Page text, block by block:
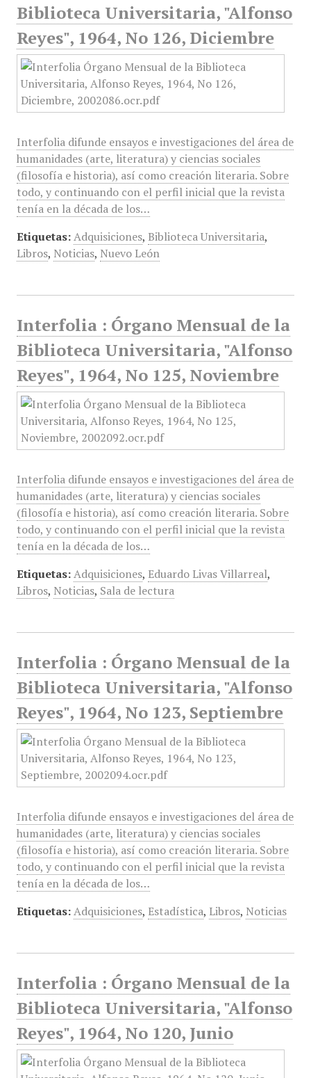
Biblioteca Universitaria, "Alfonso
Reyes", 1964, No 126, Diciembre
Interfolia difunde ensayos e investigaciones del área de
humanidades (arte, literatura) y ciencias sociales
(filosofía e historia), así como creación literaria. Sobre
todo, y continuando con el perfil inicial que la revista
tenía en la década de los…
Etiquetas: Adquisiciones, Biblioteca Universitaria,
Libros, Noticias, Nuevo León
Interfolia : Órgano Mensual de la
Biblioteca Universitaria, "Alfonso
Reyes", 1964, No 125, Noviembre
Interfolia difunde ensayos e investigaciones del área de
humanidades (arte, literatura) y ciencias sociales
(filosofía e historia), así como creación literaria. Sobre
todo, y continuando con el perfil inicial que la revista
tenía en la década de los…
Etiquetas: Adquisiciones, Eduardo Livas Villarreal,
Libros, Noticias, Sala de lectura
Interfolia : Órgano Mensual de la
Biblioteca Universitaria, "Alfonso
Reyes", 1964, No 123, Septiembre
Interfolia difunde ensayos e investigaciones del área de
humanidades (arte, literatura) y ciencias sociales
(filosofía e historia), así como creación literaria. Sobre
todo, y continuando con el perfil inicial que la revista
tenía en la década de los…
Etiquetas: Adquisiciones, Estadística, Libros, Noticias
Interfolia : Órgano Mensual de la
Biblioteca Universitaria, "Alfonso
Reyes", 1964, No 120, Junio